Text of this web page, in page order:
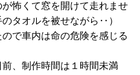
怖くて窓を開けて走れませ
タオルを被せながら‥）
で車内は命の危険を感じる
、制作時間は１時間未満